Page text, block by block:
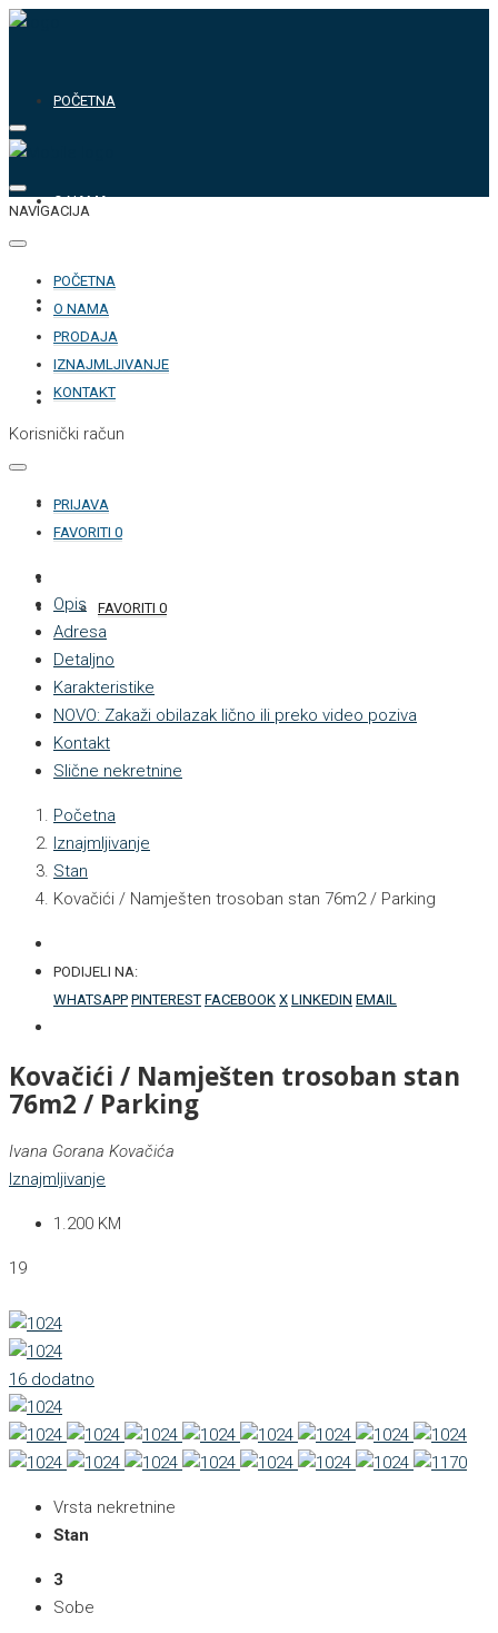
POČETNA
O NAMA
PRODAJA
IZNAJMLJIVANJE
KONTAKT
FAVORITI 0
NAVIGACIJA
POČETNA
O NAMA
PRODAJA
IZNAJMLJIVANJE
KONTAKT
Korisnički račun
PRIJAVA
FAVORITI 0
Opis
Adresa
Detaljno
Karakteristike
NOVO: Zakaži obilazak lično ili preko video poziva
Kontakt
Slične nekretnine
Početna
Iznajmljivanje
Stan
Kovačići / Namješten trosoban stan 76m2 / Parking
PODIJELI NA:
WHATSAPP PINTEREST FACEBOOK X LINKEDIN EMAIL
Kovačići / Namješten trosoban stan
76m2 / Parking
Ivana Gorana Kovačića
Iznajmljivanje
1.200 KM
19
16 dodatno
Vrsta nekretnine
Stan
3
Sobe